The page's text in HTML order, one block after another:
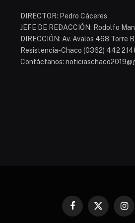
DIRECTOR: Pedro Cáceres
JEFE DE REDACCIÓN: Rodolfo
DIRECCIÓN: Av. Avalos 468 Torre
Resistencia-Chaco (0362) 442
Contáctanos: